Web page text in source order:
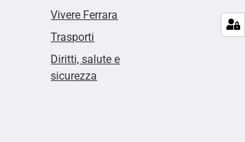
Vivere Ferrara
Trasporti
Diritti, salute e
sicurezza